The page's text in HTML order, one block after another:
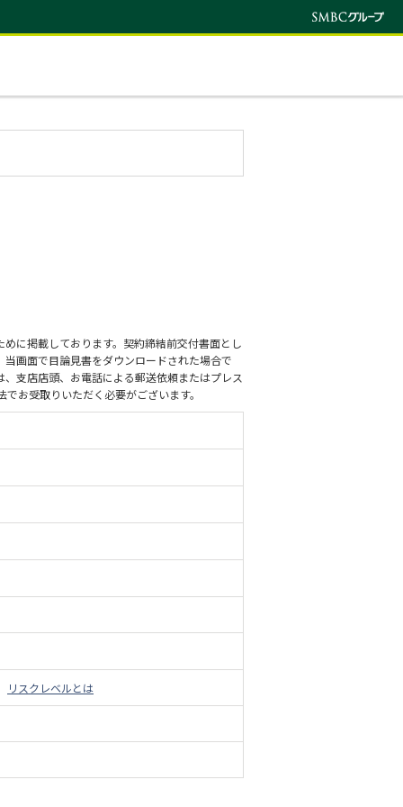
に掲載しております。契約締結前交付書面とし
画面で目論見書をダウンロードされた場合で
支店店頭、お電話による郵送依頼またはプレス
お受取りいただく必要がございます。
リスクレベルとは